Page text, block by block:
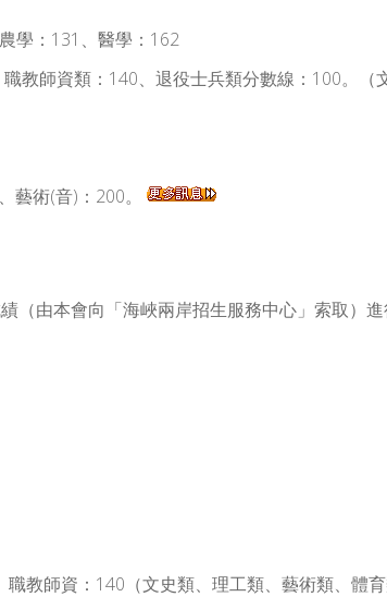
學：131、醫學：162
教師資類：140、退役士兵類分數線：100。（
藝術(音)：200。
由本會向「海峽兩岸招生服務中心」索取）進
教師資：140（文史類、理工類、藝術類、體